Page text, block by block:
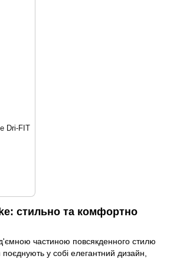
Dri-FIT
стильно та комфортно
частиною повсякденного стилю
у собі елегантний дизайн,